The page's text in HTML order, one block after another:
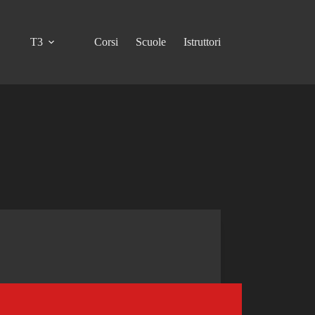
T3 Corsi Scuole Istruttori